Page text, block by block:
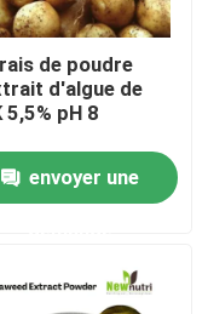
de poudre
d'algue de
5,5% pH 8
envoyer une